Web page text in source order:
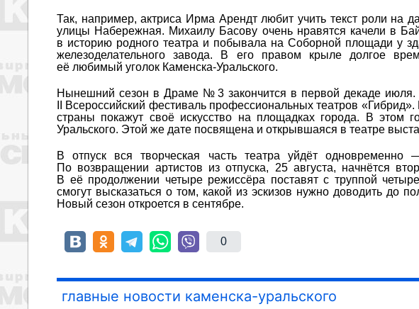
Так, например, актриса Ирма Арендт любит учить текст роли на
улицы Набережная. Михаилу Басову очень нравятся качели в
в историю родного театра и побывала на Соборной площади у
железоделательного завода. В его правом крыле долгое
её любимый уголок Каменска-Уральского.
Нынешний сезон в Драме № 3 закончится в первой декаде июля.
II Всероссийский фестиваль профессиональных театров
страны покажут своё искусство на площадках города. В этом
Уральского. Этой же дате посвящена и открывшаяся в театре
В отпуск вся творческая часть театра уйдёт
По возвращении артистов из отпуска, 25 августа, начнётся
В её продолжении четыре режиссёра поставят с труппой
смогут высказаться о том, какой из эскизов нужно доводить до
Новый сезон откроется в сентябре.
0
главные новости каменска-уральского